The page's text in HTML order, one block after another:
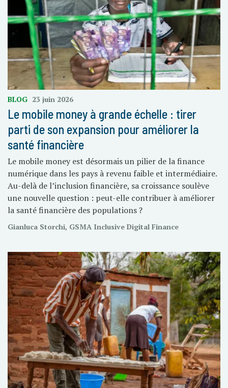
BLOG 23 juin 2026
Le mobile money à grande échelle : tirer
parti de son expansion pour améliorer la
santé financière
Le mobile money est désormais un pilier de la finance
numérique dans les pays à revenu faible et intermédiaire.
Au-delà de l’inclusion financière, sa croissance soulève
une nouvelle question : peut-elle contribuer à améliorer
la santé financière des populations ?
Gianluca Storchi, GSMA Inclusive Digital Finance